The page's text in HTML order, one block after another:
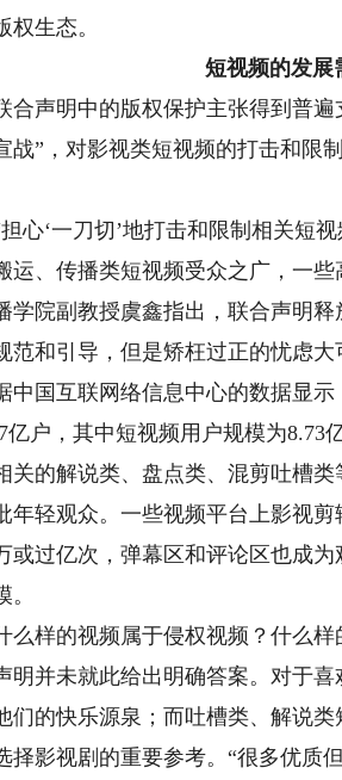
权生态。
短视频的发展
声明中的版权保护主张得到普遍
战”，对影视类短视频的打击和限
‘一刀切’地打击和限制相关短视
运、传播类短视频受众之广，一
学院副教授虞鑫指出，联合声明
范和引导，但是矫枉过正的忧虑大
国互联网络信息中心的数据显示
亿户，其中短视频用户规模为
关的解说类、盘点类、混剪吐槽
年轻观众。一些视频平台上影视
或过亿次，弹幕区和评论区也成
。
样的视频属于侵权视频？什么样
明并未就此给出明确答案。对于
们的快乐源泉；而吐槽类、解说
择影视剧的重要参考。“很多优质